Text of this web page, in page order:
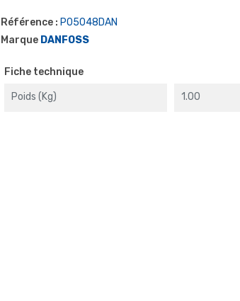
Référence : P05048DAN
Marque DANFOSS
Fiche technique
Poids (kg) 1.00